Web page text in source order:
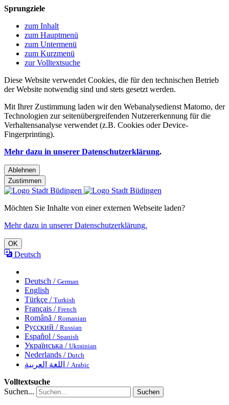
Sprungziele
zum Inhalt
zum Hauptmenü
zum Untermenü
zum Kurzmenü
zur Volltextsuche
Diese Website verwendet Cookies, die für den technischen Betrieb
der Website notwendig sind und stets gesetzt werden.
Mit Ihrer Zustimmung laden wir den Webanalysedienst Matomo, der
Technologien zur seitenübergreifenden Nutzererkennung für die
Verhaltensanalyse verwendet (z.B. Cookies oder Device-
Fingerprinting).
Mehr dazu in unserer Datenschutzerklärung.
Ablehnen
Zustimmen
Möchten Sie Inhalte von einer externen Webseite laden?
Mehr dazu in unserer Datenschutzerklärung.
OK
Deutsch
Deutsch / German
English
Türkçe / Turkish
Français / French
Română / Romanian
Русский / Russian
Español / Spanish
Українська / Ukrainian
Nederlands / Dutch
اللغة العربية / Arabic
Volltextsuche
Suchen...
Suchen